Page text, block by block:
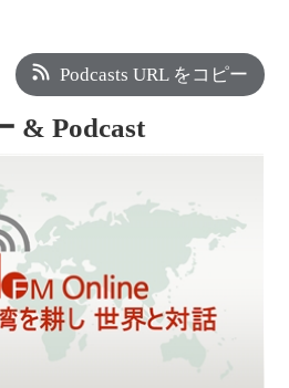
Podcasts URL をコピー
& Podcast